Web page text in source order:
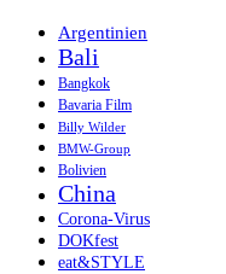
Argentinien
Bali
Bangkok
Bavaria Film
Billy Wilder
BMW-Group
Bolivien
China
Corona-Virus
DOKfest
eat&STYLE